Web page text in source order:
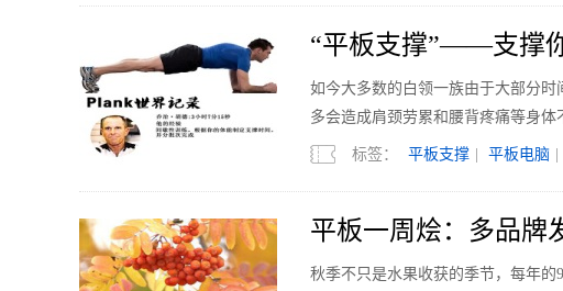
“平板支撑”——支撑
如今大多数的白领一族由于大部分
多会造成肩颈劳累和腰背疼痛等身体
标签： 平板支撑 平板电脑
平板一周烩：多品牌
秋季不只是水果收获的季节，每年